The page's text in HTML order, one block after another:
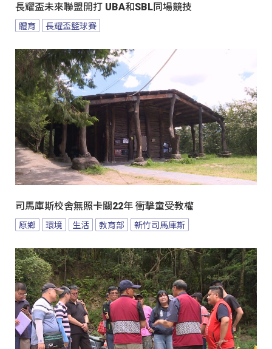
長耀盃未來聯盟開打 UBA和SBL同場競技
體育 長耀盃籃球賽
司馬庫斯校舍無照卡關22年 衝擊童受教權
原鄉 環境 生活 教育部 新竹司馬庫斯